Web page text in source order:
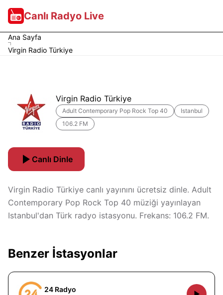
Canlı Radyo Live
Ana Sayfa
Virgin Radio Türkiye
Virgin Radio Türkiye
Adult Contemporary Pop Rock Top 40
Istanbul
106.2 FM
Canlı Dinle
Virgin Radio Türkiye canlı yayınını ücretsiz dinle. Adult
Contemporary Pop Rock Top 40 müziği yayınlayan
Istanbul'dan Türk radyo istasyonu. Frekans: 106.2 FM.
Benzer İstasyonlar
24 Radyo